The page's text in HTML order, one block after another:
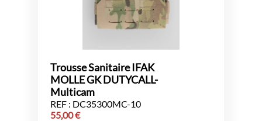
Trousse Sanitaire IFAK
MOLLE GK DUTYCALL-
Multicam
REF : DC35300MC-10
55,00€